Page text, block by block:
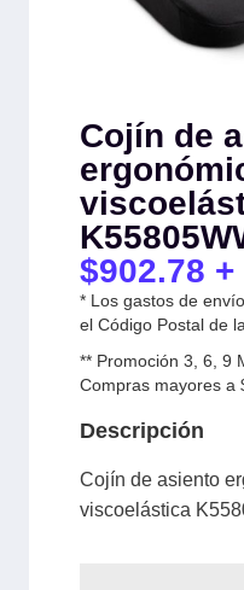
Cojín de
$902.78 +
* Los gastos de
el Código Postal de
** Promoción 3, 6, 9
Compras mayores a
Descripción
Cojín de asiento
viscoelástica